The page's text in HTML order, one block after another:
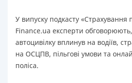
У випуску подкасту «Страхування
Finance.ua експерти
автоцивілку вплинув на водіїв,
на ОСЦПВ, пільгові умови та
поліса.